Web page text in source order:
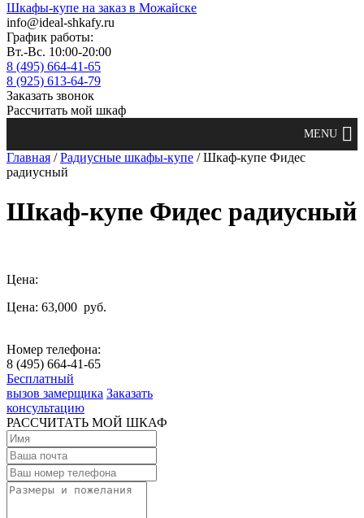
Шкафы-купе на заказ в Можайске
info@ideal-shkafy.ru
График работы:
Вт.-Вс. 10:00-20:00
8 (495) 664-41-65
8 (925) 613-64-79
Заказать звонок
Рассчитать мой шкаф
Главная /Радиусные шкафы-купе / Шкаф-купе Фидес
радиусный
Шкаф-купе Фидес радиусный
Цена:
Цена: 63,000 руб.
Номер телефона:
8 (495) 664-41-65
Бесплатный
вызов замерщика Заказать
консультацию
РАССЧИТАТЬ МОЙ ШКАФ